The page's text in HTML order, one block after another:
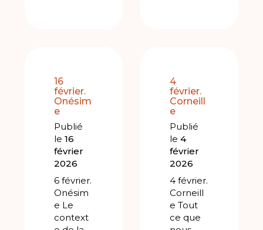
16
février.
Onésim
e
Publié
le16
février
2026
6 février.
Onésim
e Le
context
4
février.
Corneill
e
Publié
le 4
février
2026
4 février.
Corneill
e Tout
ce que